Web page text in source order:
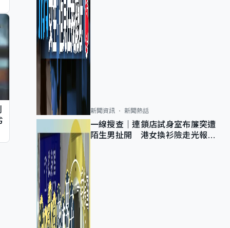
新聞資訊 新聞熱話
一線搜查｜連鎖店試身室布簾突遭
陌生男扯開 港女換衫險走光報